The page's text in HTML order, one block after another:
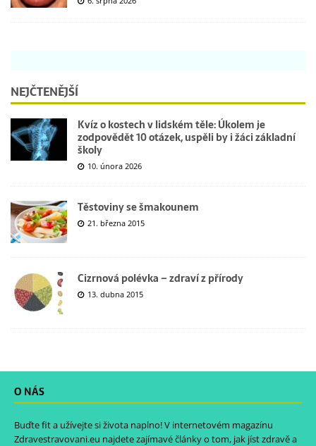
NEJČTENĚJŠÍ
Kvíz o kostech v lidském těle: Úkolem je
zodpovědět 10 otázek, uspěli by i žáci základní
školy
10. února 2026
Těstoviny se šmakounem
21. března 2015
Cizrnová polévka – zdraví z přírody
13. dubna 2015
O NÁS
Buďte fit a užívejte si života naplno! V internetovém magazínu
Zdravestravovani.eu najdete zajímavé články o tom, jak jíst zdravě a